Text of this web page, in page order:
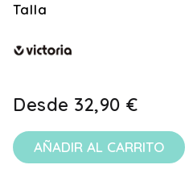
Talla
Desde 32,90 €
AÑADIR AL CARRITO